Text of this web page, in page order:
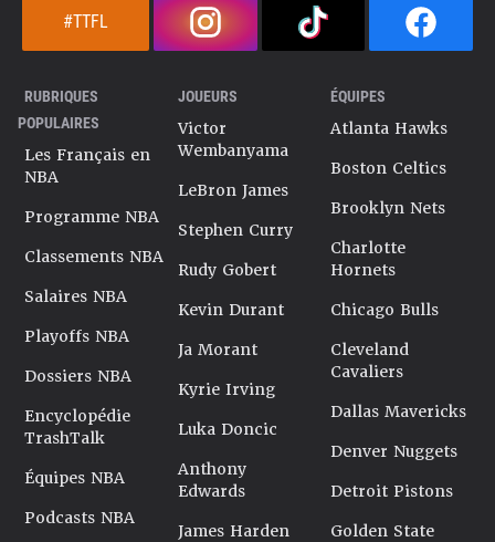
#TTFL
RUBRIQUES
POPULAIRES
Les Français en
NBA
Programme NBA
Classements NBA
Salaires NBA
Playoffs NBA
Dossiers NBA
Encyclopédie
TrashTalk
Équipes NBA
Podcasts NBA
JOUEURS
Victor
Wembanyama
LeBron James
Stephen Curry
Rudy Gobert
Kevin Durant
Ja Morant
Kyrie Irving
Luka Doncic
Anthony
Edwards
James Harden
ÉQUIPES
Atlanta Hawks
Boston Celtics
Brooklyn Nets
Charlotte
Hornets
Chicago Bulls
Cleveland
Cavaliers
Dallas Mavericks
Denver Nuggets
Detroit Pistons
Golden State